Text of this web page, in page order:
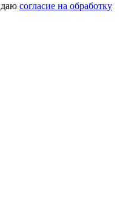
согласие на обработку